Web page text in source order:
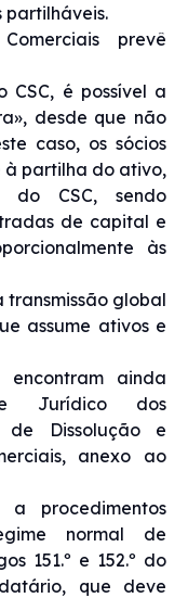
prevê
CSC, é possível a
desde que não
caso, os sócios
partilha do ativo,
do CSC, sendo
de capital e
às
transmissão global
assume ativos e
encontram ainda
Jurídico dos
de Dissolução e
anexo ao
procedimentos
normal de
151.º e 152.º do
que deve